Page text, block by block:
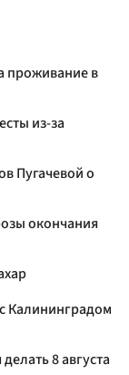
проживание в
из-за
Пугачевой о
окончания
Калининградом
8 августа